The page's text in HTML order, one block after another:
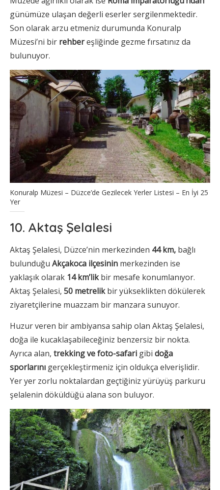
günümüze ulaşan değerli eserler sergilenmektedir.
Son olarak arzu etmeniz durumunda Konuralp
Müzesi’ni bir rehbereşliğinde gezme fırsatınız da
bulunuyor.
Konuralp Müzesi – Düzce’de Gezilecek Yerler Listesi – En İyi 25
Yer
10. Aktaş Şelalesi
Aktaş Şelalesi, Düzce’nin merkezinden 44 km, bağlı
bulunduğu Akçakoca ilçesinin merkezinden ise
yaklaşık olarak 14 km’likbir mesafe konumlanıyor.
Aktaş Şelalesi, 50 metrelikbir yükseklikten dökülerek
ziyaretçilerine muazzam bir manzara sunuyor.
Huzur veren bir ambiyansa sahip olan Aktaş Şelalesi,
doğa ile kucaklaşabileceğiniz benzersiz bir nokta.
Ayrıca alan, trekking ve foto-safari gibi doğa
sporlarını gerçekleştirmeniz için oldukça elverişlidir.
Yer yer zorlu noktalardan geçtiğiniz yürüyüş parkuru
şelalenin döküldüğü alana son buluyor.